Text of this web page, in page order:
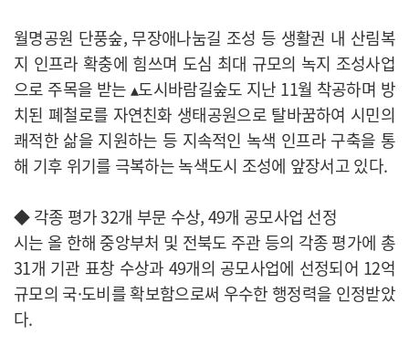
월명공원 단풍숲, 무장애나눔길 조성 등 생활권 내 산림복
지 인프라 확충에 힘쓰며 도심 최대 규모의 녹지 조성사업
으로 주목을 받는 ▴도시바람길숲도 지난 11월 착공하며 방
치된 폐철로를 자연친화 생태공원으로 탈바꿈하여 시민의
쾌적한 삶을 지원하는 등 지속적인 녹색 인프라 구축을 통
해 기후 위기를 극복하는 녹색도시 조성에 앞장서고 있다.
◆ 각종 평가 32개 부문 수상, 49개 공모사업 선정
시는 올 한해 중앙부처 및 전북도 주관 등의 각종 평가에 총
31개 기관 표창 수상과 49개의 공모사업에 선정되어 12억
규모의 국·도비를 확보함으로써 우수한 행정력을 인정받았
다.